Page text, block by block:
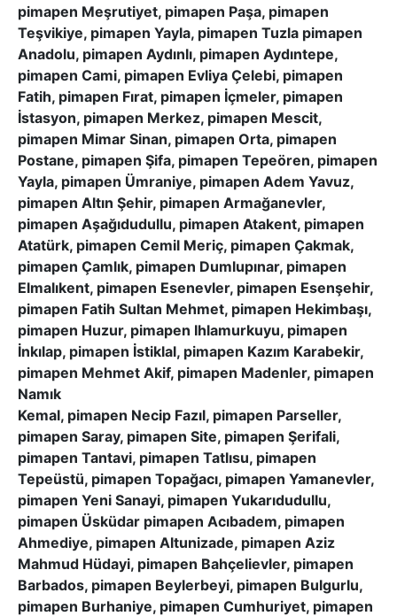
pimapen Meşrutiyet, pimapen Paşa, pimapen
Teşvikiye, pimapen Yayla, pimapen Tuzla pimapen
Anadolu, pimapen Aydınlı, pimapen Aydıntepe,
pimapen Cami, pimapen Evliya Çelebi, pimapen
Fatih, pimapen Fırat, pimapen İçmeler, pimapen
İstasyon, pimapen Merkez, pimapen Mescit,
pimapen Mimar Sinan, pimapen Orta, pimapen
Postane, pimapen Şifa, pimapen Tepeören, pimapen
Yayla, pimapen Ümraniye, pimapen Adem Yavuz,
pimapen Altın Şehir, pimapen Armağanevler,
pimapen Aşağıdudullu, pimapen Atakent, pimapen
Atatürk, pimapen Cemil Meriç, pimapen Çakmak,
pimapen Çamlık, pimapen Dumlupınar, pimapen
Elmalıkent, pimapen Esenevler, pimapen Esenşehir,
pimapen Fatih Sultan Mehmet, pimapen Hekimbaşı,
pimapen Huzur, pimapen Ihlamurkuyu, pimapen
İnkılap, pimapen İstiklal, pimapen Kazım Karabekir,
pimapen Mehmet Akif, pimapen Madenler, pimapen
Namık
Kemal, pimapen Necip Fazıl, pimapen Parseller,
pimapen Saray, pimapen Site, pimapen Şerifali,
pimapen Tantavi, pimapen Tatlısu, pimapen
Tepeüstü, pimapen Topağacı, pimapen Yamanevler,
pimapen Yeni Sanayi, pimapen Yukarıdudullu,
pimapen Üsküdar pimapen Acıbadem, pimapen
Ahmediye, pimapen Altunizade, pimapen Aziz
Mahmud Hüdayi, pimapen Bahçelievler, pimapen
Barbados, pimapen Beylerbeyi, pimapen Bulgurlu,
pimapen Burhaniye, pimapen Cumhuriyet, pimapen